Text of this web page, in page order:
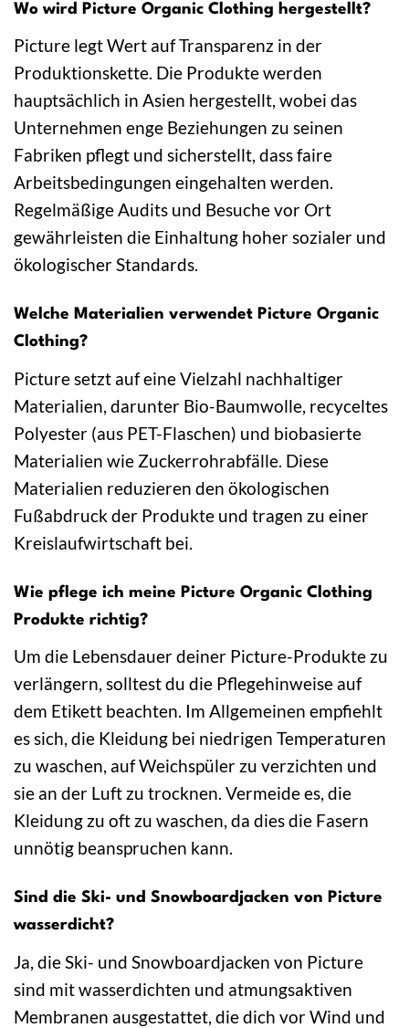
Wo wird Picture Organic Clothing hergestellt?
Picture legt Wert auf Transparenz in der
Produktionskette. Die Produkte werden
hauptsächlich in Asien hergestellt, wobei das
Unternehmen enge Beziehungen zu seinen
Fabriken pflegt und sicherstellt, dass faire
Arbeitsbedingungen eingehalten werden.
Regelmäßige Audits und Besuche vor Ort
gewährleisten die Einhaltung hoher sozialer und
ökologischer Standards.
Welche Materialien verwendet Picture Organic
Clothing?
Picture setzt auf eine Vielzahl nachhaltiger
Materialien, darunter Bio-Baumwolle, recyceltes
Polyester (aus PET-Flaschen) und biobasierte
Materialien wie Zuckerrohrabfälle. Diese
Materialien reduzieren den ökologischen
Fußabdruck der Produkte und tragen zu einer
Kreislaufwirtschaft bei.
Wie pflege ich meine Picture Organic Clothing
Produkte richtig?
Um die Lebensdauer deiner Picture-Produkte zu
verlängern, solltest du die Pflegehinweise auf
dem Etikett beachten. Im Allgemeinen empfiehlt
es sich, die Kleidung bei niedrigen Temperaturen
zu waschen, auf Weichspüler zu verzichten und
sie an der Luft zu trocknen. Vermeide es, die
Kleidung zu oft zu waschen, da dies die Fasern
unnötig beanspruchen kann.
Sind die Ski- und Snowboardjacken von Picture
wasserdicht?
Ja, die Ski- und Snowboardjacken von Picture
sind mit wasserdichten und atmungsaktiven
Membranen ausgestattet, die dich vor Wind und